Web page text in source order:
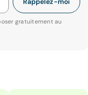
gratuitement au